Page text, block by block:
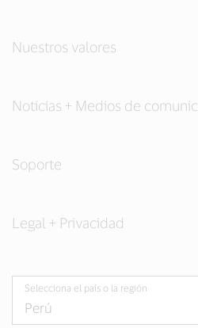
Nuestros valores
Noticias + Medios de
Soporte
Legal + Privacidad
Selecciona el país o la región